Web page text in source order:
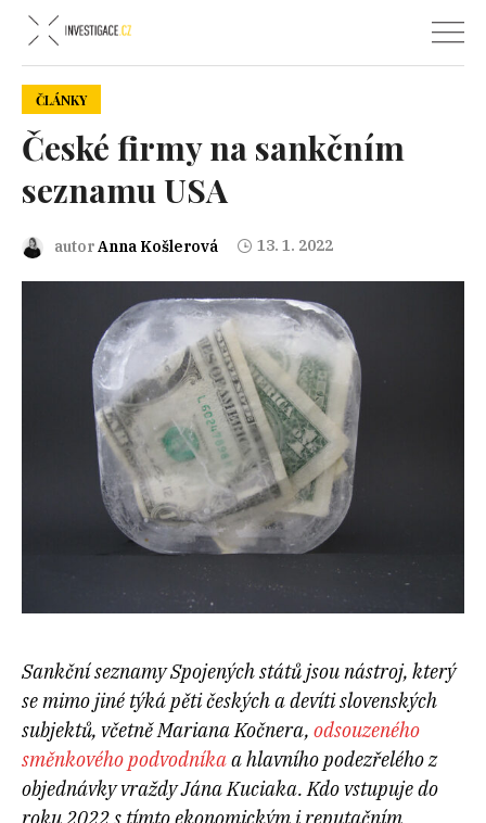
ČLÁNKY
České firmy na sankčním
seznamu USA
autorAnna Košlerová 13. 1. 2022
Sankční seznamy Spojených států jsou nástroj, který
se mimo jiné týká pěti českých a devíti slovenských
subjektů, včetně Mariana Kočnera, odsouzeného
směnkového podvodníkaa hlavního podezřelého z
objednávky vraždy Jána Kuciaka. Kdo vstupuje do